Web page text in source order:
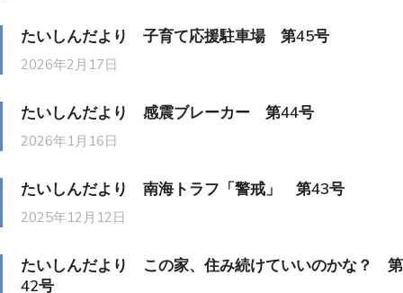
たいしんだより 子育て応援駐車場 第45号
2026年2月17日
たいしんだより 感震ブレーカー 第44号
2026年1月16日
たいしんだより 南海トラフ「警戒」 第43号
2025年12月12日
たいしんだより この家、住み続けていいのかな？ 第
42号